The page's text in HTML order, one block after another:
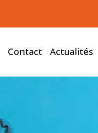
Contact Actualités